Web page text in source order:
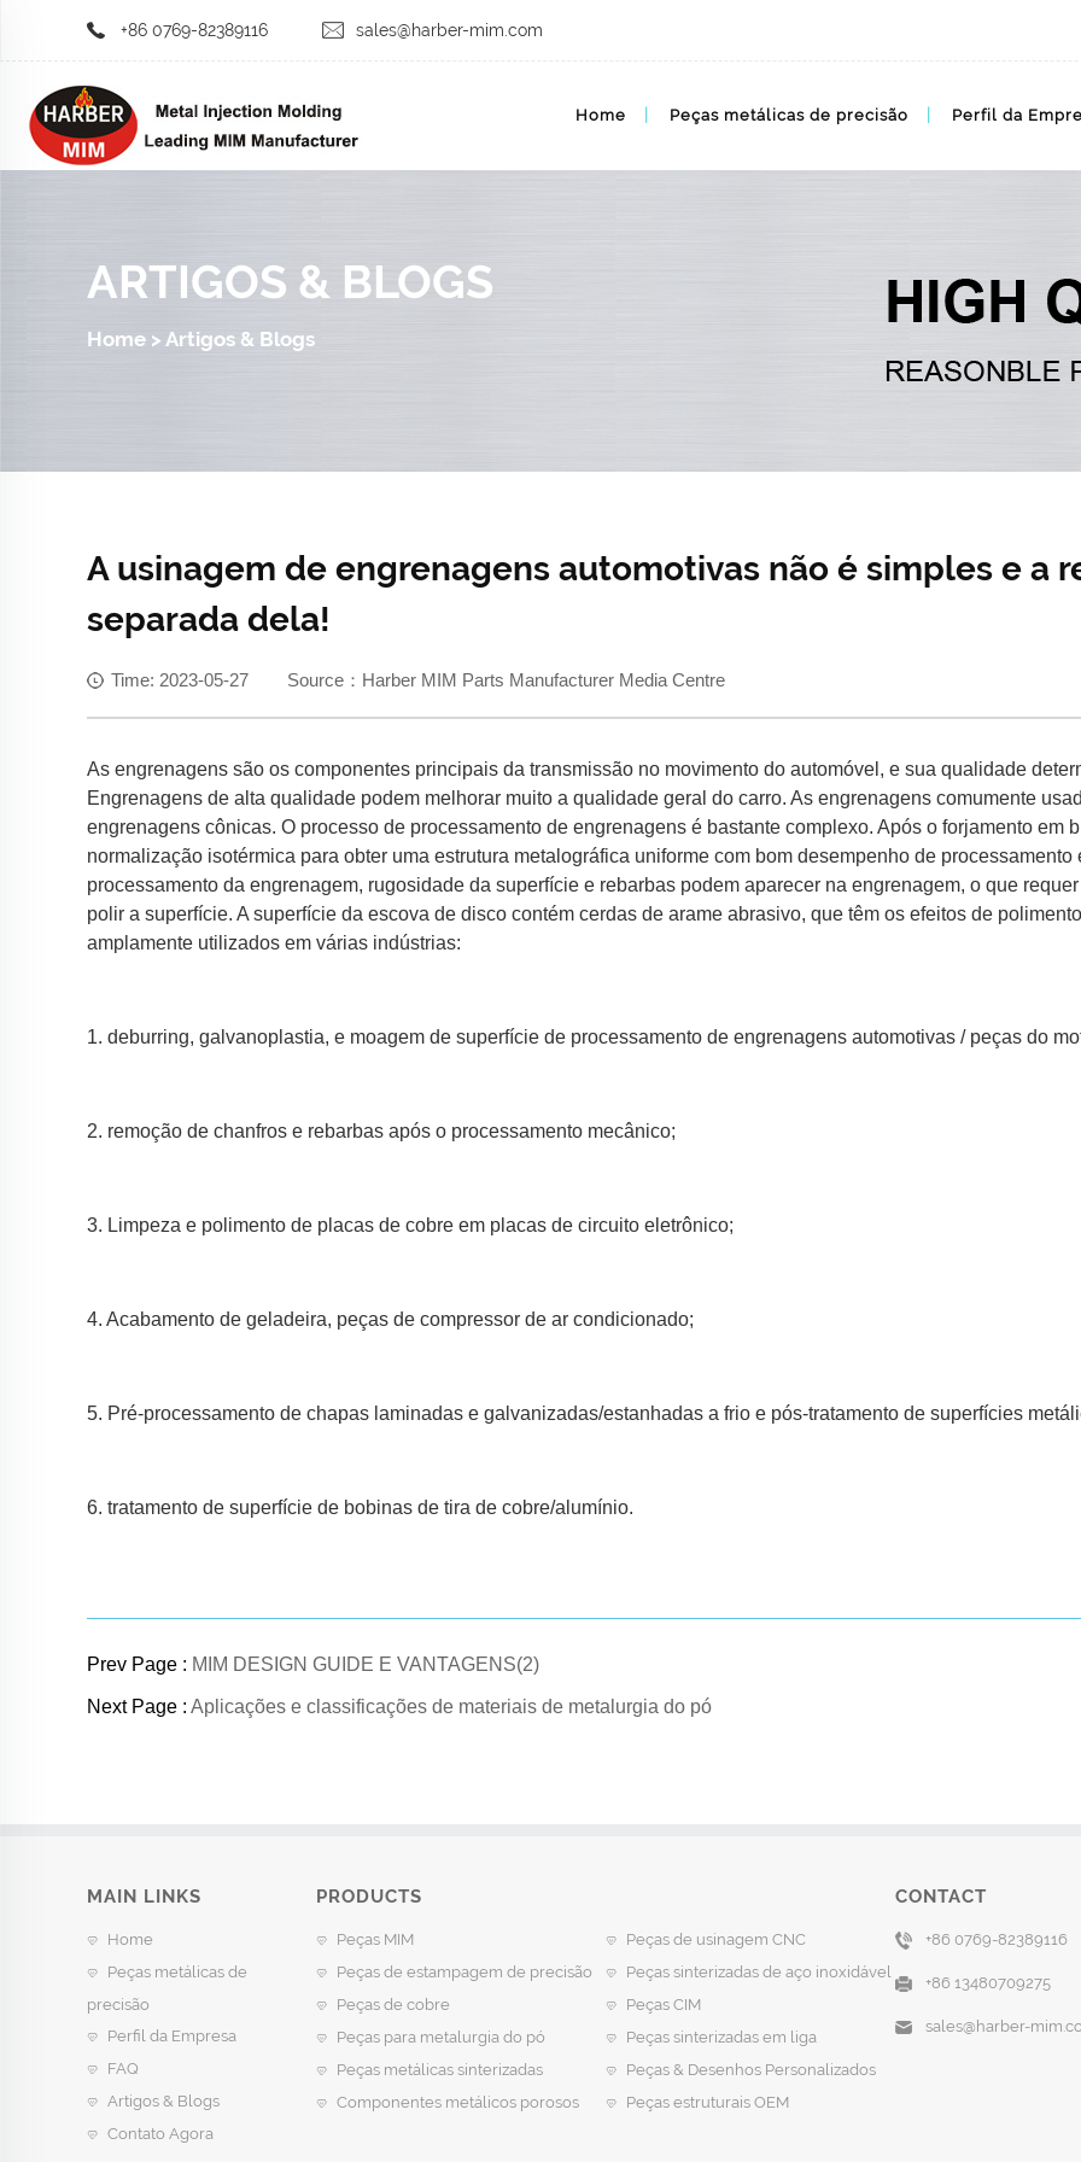
+86 0769-82389116 sales@harber-mim.com
Home Peças metálicas de precisão Perfil da
ARTIGOS & BLOGS
Home > Artigos & Blogs
A usinagem de engrenagens automotivas não é simples e a
separada dela!
Time: 2023-05-27 Source：Harber MIM Parts Manufacturer Media Centre
As engrenagens são os componentes principais da transmissão no movimento do automóvel, e sua qualidade
Engrenagens de alta qualidade podem melhorar muito a qualidade geral do carro. As engrenagens comumente
engrenagens cônicas. O processo de processamento de engrenagens é bastante complexo. Após o forjamento em
normalização isotérmica para obter uma estrutura metalográfica uniforme com bom desempenho de
processamento da engrenagem, rugosidade da superfície e rebarbas podem aparecer na engrenagem, o que
polir a superfície. A superfície da escova de disco contém cerdas de arame abrasivo, que têm os efeitos de
amplamente utilizados em várias indústrias:
1. deburring, galvanoplastia, e moagem de superfície de processamento de engrenagens automotivas / peças do
2. remoção de chanfros e rebarbas após o processamento mecânico;
3. Limpeza e polimento de placas de cobre em placas de circuito eletrônico;
4. Acabamento de geladeira, peças de compressor de ar condicionado;
5. Pré-processamento de chapas laminadas e galvanizadas/estanhadas a frio e pós-tratamento de superfícies
6. tratamento de superfície de bobinas de tira de cobre/alumínio.
Prev Page : MIM DESIGN GUIDE E VANTAGENS(2)
Next Page : Aplicações e classificações de materiais de metalurgia do pó
MAIN LINKS
Home
Peças metálicas de
precisão
Perfil da Empresa
FAQ
Artigos & Blogs
Contato Agora
PRODUCTS
Peças MIM
Peças de usinagem CNC
Peças de estampagem de precisão
Peças sinterizadas de aço inoxidável
Peças de cobre
Peças CIM
Peças para metalurgia do pó
Peças sinterizadas em liga
Peças metálicas sinterizadas
Peças & Desenhos Personalizados
Componentes metálicos porosos
Peças estruturais OEM
CONTACT
+86 0769-82389116
+86 13480709275
sales@harber-